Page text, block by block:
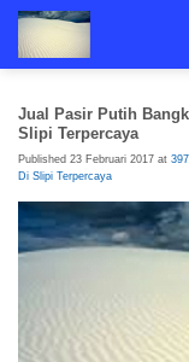
Jual Pasir Putih
Slipi Terpercaya
Published 23 Februari 2017 at
Di Slipi Terpercaya